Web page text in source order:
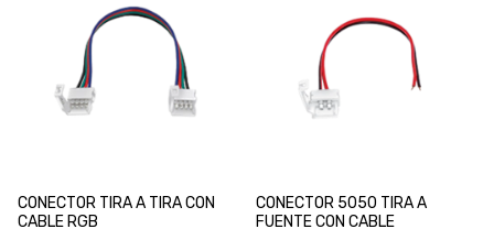
CONECTOR TIRA A TIRA CON
CABLE RGB
CONECTOR 5050 TIRA A
FUENTE CON CABLE